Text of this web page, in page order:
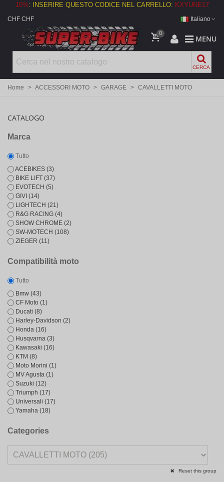
10%: INSERIRE QUESTO CODICE NEL CARRELLO: KXYUNE17
CHF CHF Italiano
0
MENU
CERCA
Home > ACCESSORI MOTO > GARAGE > CAVALLETTI MOTO
CATALOGO
Marca
Tutto
ACEBIKES (3)
BIKE LIFT (37)
EVOTECH (5)
GIVI (14)
LIGHTECH (21)
R&G RACING (4)
SHOW CHROME (2)
SW-MOTECH (108)
ZIEGER (11)
Compatibilità moto
Tutto
Bmw (43)
CF Moto (1)
Ducati (8)
Harley-Davidson (2)
Honda (16)
Husqvarna (3)
Kawasaki (16)
KTM (8)
Moto Morini (1)
MV Agusta (1)
Suzuki (12)
Triumph (17)
Universali (17)
Yamaha (18)
Categories
Reset this group